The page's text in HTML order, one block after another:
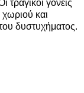
τραγικοί γονείς
και
δυστυχήματος.